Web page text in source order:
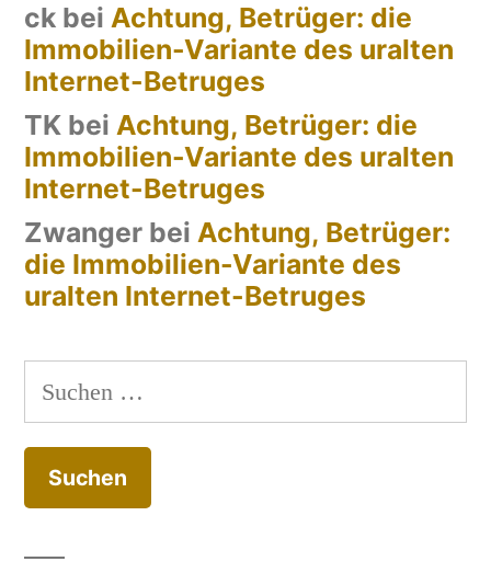
ck bei Achtung, Betrüger: die
Immobilien-Variante des uralten
Internet-Betruges
TK bei Achtung, Betrüger: die
Immobilien-Variante des uralten
Internet-Betruges
Zwanger bei Achtung, Betrüger:
die Immobilien-Variante des
uralten Internet-Betruges
Suchen
nach: